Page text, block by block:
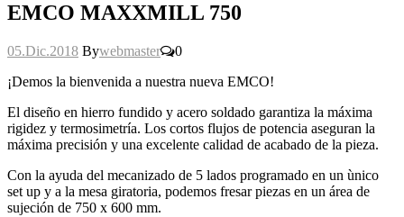
EMCO MAXXMILL 750
05.Dic.2018 Bywebmaster
0
¡Demos la bienvenida a nuestra nueva EMCO!
El diseño en hierro fundido y acero soldado garantiza la máxima
rigidez y termosimetría. Los cortos flujos de potencia aseguran la
máxima precisión y una excelente calidad de acabado de la pieza.
Con la ayuda del mecanizado de 5 lados programado en un ùnico
set up y a la mesa giratoria, podemos fresar piezas en un área de
sujeción de 750 x 600 mm.